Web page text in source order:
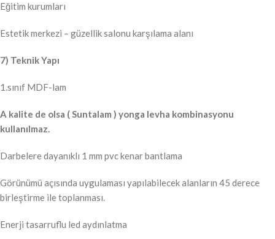
Eğitim kurumları
Estetik merkezi – güzellik salonu karşılama alanı
7) Teknik Yapı
1.sınıf MDF-lam
A kalite de olsa ( Suntalam ) yonga levha kombinasyonu
kullanılmaz.
Darbelere dayanıklı 1 mm pvc kenar bantlama
Görünümü açısında uygulaması yapılabilecek alanların 45 derece
birleştirme ile toplanması.
Enerji tasarruflu led aydınlatma